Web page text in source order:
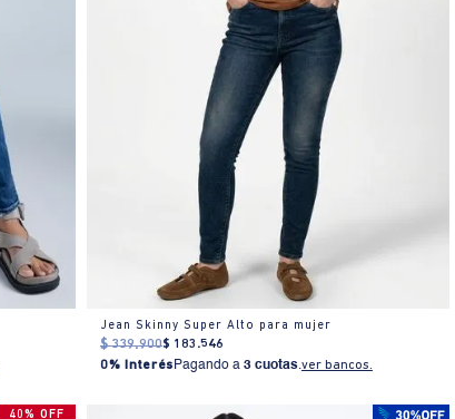
Jean Skinny Super Alto para mujer
$ 339.900$ 183 .546
0% InterésPagando a 3 cuotas.ver bancos.
40% OFF